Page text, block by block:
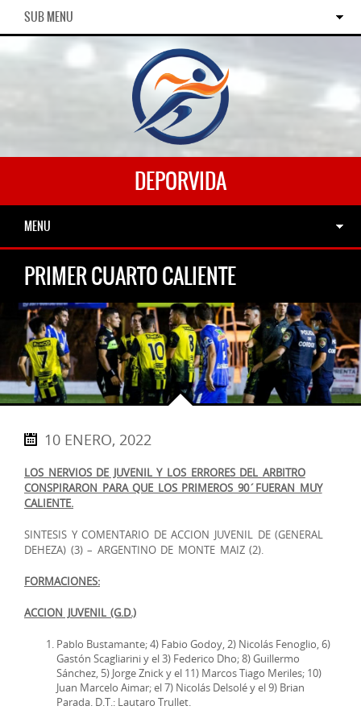
SUB MENU
DEPORVIDA
MENU
PRIMER CUARTO CALIENTE
10 ENERO, 2022
LOS NERVIOS DE JUVENIL Y LOS ERRORES DEL ARBITRO
CONSPIRARON PARA QUE LOS PRIMEROS 90´FUERAN MUY
CALIENTE.
SINTESIS Y COMENTARIO DE ACCION JUVENIL DE (GENERAL
DEHEZA) (3) – ARGENTINO DE MONTE MAIZ (2).
FORMACIONES:
ACCION JUVENIL (G.D.)
Pablo Bustamante; 4) Fabio Godoy, 2) Nicolás Fenoglio, 6)
Gastón Scagliarini y el 3) Federico Dho; 8) Guillermo
Sánchez, 5) Jorge Znick y el 11) Marcos Tiago Meriles; 10)
Juan Marcelo Aimar; el 7) Nicolás Delsolé y el 9) Brian
Parada. D.T.: Lautaro Trullet.